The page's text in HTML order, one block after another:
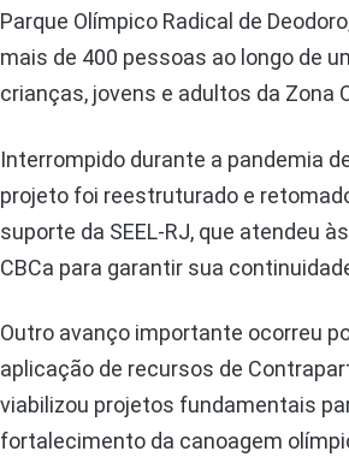
Parque Olímpico Radical de
mais de 400 pessoas ao longo de
crianças, jovens e adultos da Zona
Interrompido durante a pandemia
projeto foi reestruturado e
suporte da SEEL-RJ, que atendeu
CBCa para garantir sua
Outro avanço importante ocorreu
aplicação de recursos de
viabilizou projetos fundamentais
fortalecimento da canoagem